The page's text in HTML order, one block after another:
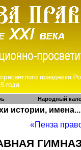
Народный
истории, имена...
«Пенза